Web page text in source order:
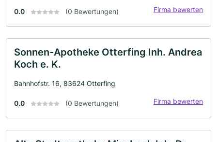
0.0 (0 Bewertungen) Firma bewerten
Sonnen-Apotheke Otterfing Inh. Andrea
Koch e. K.
Bahnhofstr. 16, 83624 Otterfing
0.0 (0 Bewertungen) Firma bewerten